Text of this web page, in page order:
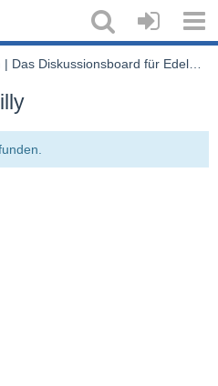
für Edelmetalle & Rohstoffe